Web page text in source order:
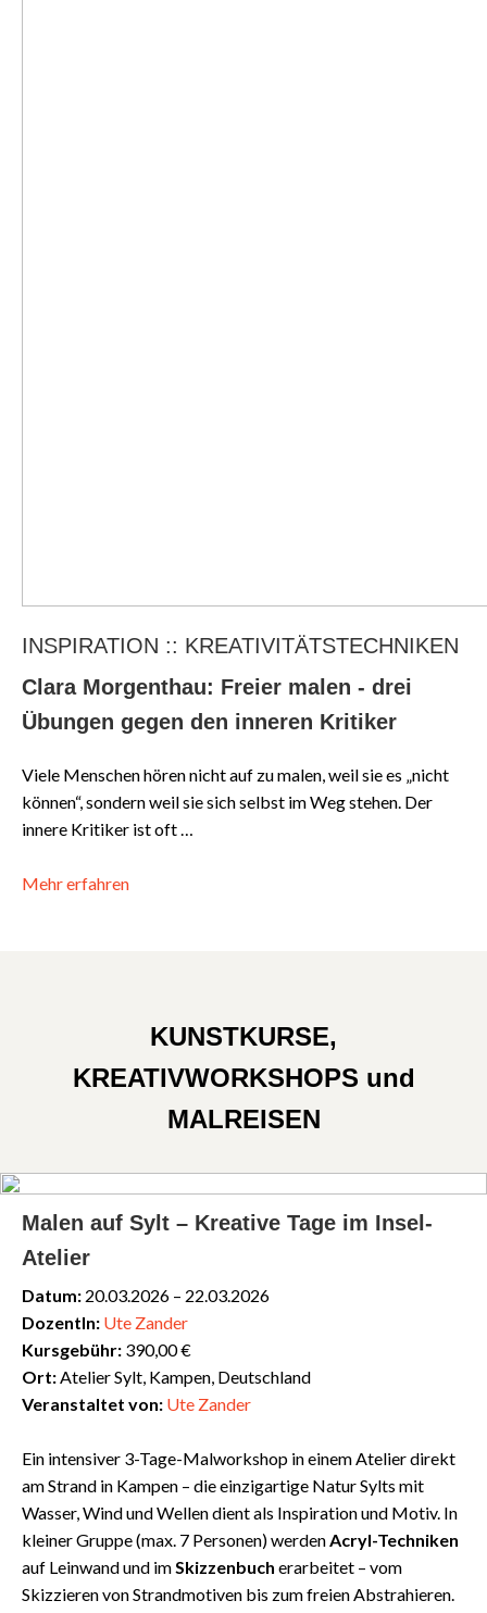
INSPIRATION :: KREATIVITÄTSTECHNIKEN
Clara Morgenthau: Freier malen - drei
Übungen gegen den inneren Kritiker
Viele Menschen hören nicht auf zu malen, weil sie es „nicht
können“, sondern weil sie sich selbst im Weg stehen. Der
innere Kritiker ist oft …
Mehr erfahren
KUNSTKURSE,
KREATIVWORKSHOPS und
MALREISEN
Malen auf Sylt – Kreative Tage im Insel-
Atelier
Datum: 20.03.2026 – 22.03.2026
DozentIn: Ute Zander
Kursgebühr: 390,00 €
Ort:Atelier Sylt, Kampen, Deutschland
Veranstaltet von: Ute Zander
Ein intensiver 3-Tage-Malworkshop in einem Atelier direkt
am Strand in Kampen – die einzigartige Natur Sylts mit
Wasser, Wind und Wellen dient als Inspiration und Motiv. In
kleiner Gruppe (max. 7 Personen) werdenAcryl-Techniken
auf Leinwand und imSkizzenbuch erarbeitet – vom
Skizzieren von Strandmotiven bis zum freien Abstrahieren.